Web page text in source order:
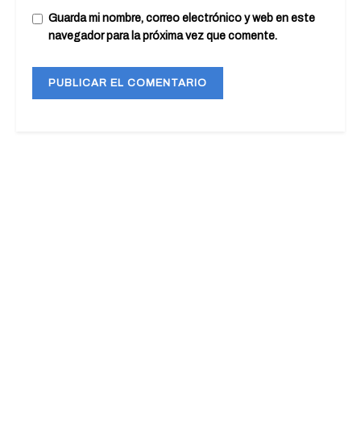
Guarda mi nombre, correo electrónico y web en este
navegador para la próxima vez que comente.